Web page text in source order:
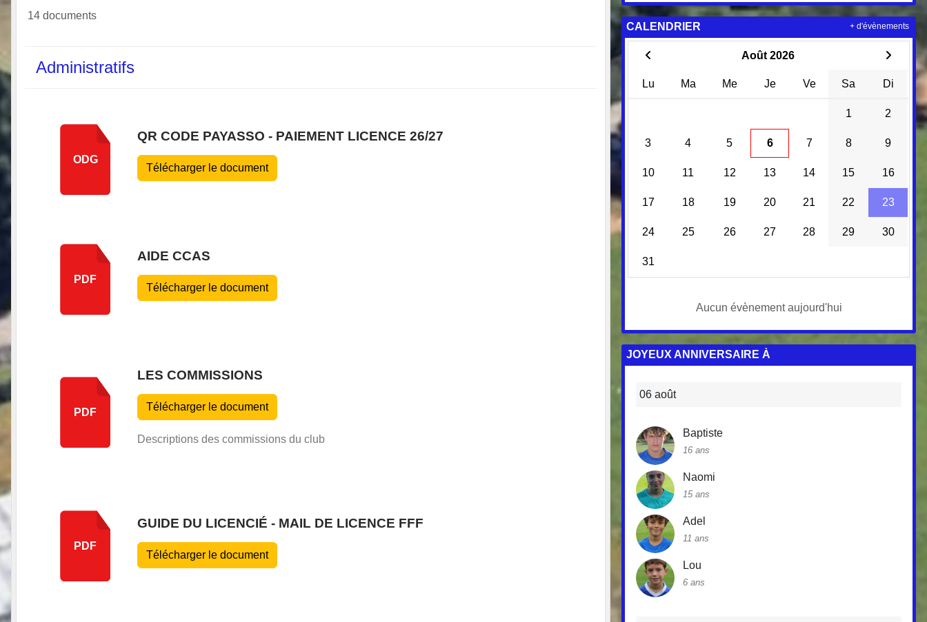
14 documents
Administratifs
ODG
QR CODE PAYASSO - PAIEMENT LICENCE 26/27
Télécharger le document
PDF
AIDE CCAS
Télécharger le document
PDF
LES COMMISSIONS
Télécharger le document
Descriptions des commissions du club
PDF
GUIDE DU LICENCIÉ - MAIL DE LICENCE FFF
Télécharger le document
CALENDRIER
Août 2026
Lu Ma Me Je Ve Sa Di
1 2
3 4 5 6 7 8 9
10 11 12 13 14 15 16
17 18 19 20 21 22 23
24 25 26 27 28 29 30
31
Aucun évènement aujourd'hui
+ d'évènements
JOYEUX ANNIVERSAIRE À
06 août
Baptiste
16 ans
Naomi
15 ans
Adel
11 ans
Lou
6 ans